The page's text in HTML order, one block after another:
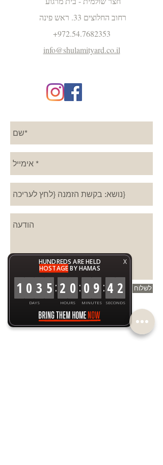
X
HUNDREDS ARE HELD
HOSTAGEBY HAMAS
1 0 3 5
DAYS
: 2 0
HOURS
: 0 9
MINUTES
:4 2
SECONDS
רחוב החלוצים 33. ראש פינה
972.54.7682353
+
info@shulamityard.co.il
לשלוח